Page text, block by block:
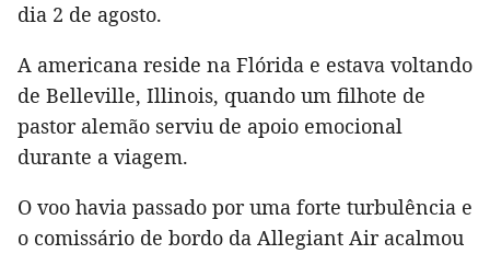
dia 2 de agosto.
A americana reside na Flórida e estava voltando
de Belleville, Illinois, quando um filhote de
pastor alemão serviu de apoio emocional
durante a viagem.
O voo havia passado por uma forte turbulência e
o comissário de bordo da Allegiant Air acalmou